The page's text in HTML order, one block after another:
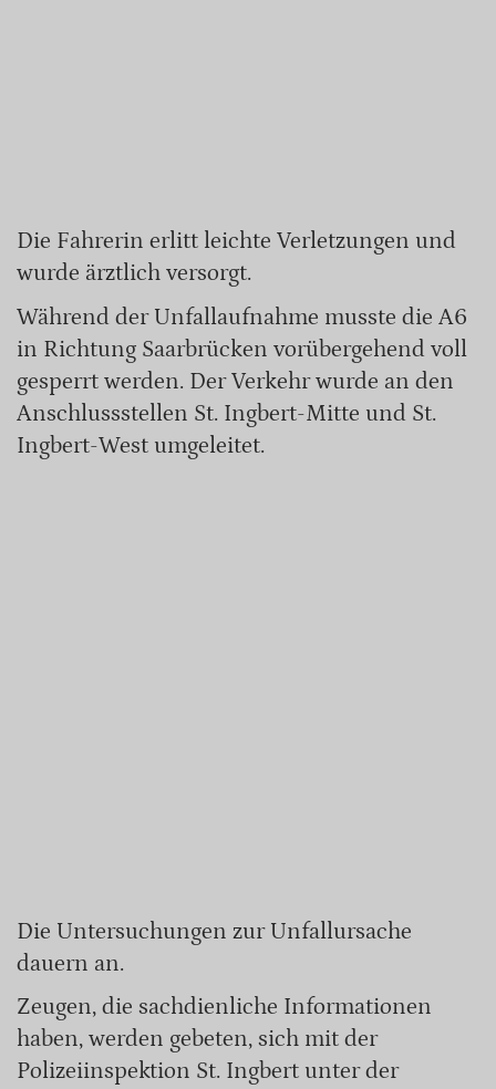
Die Fahrerin erlitt leichte Verletzungen und
wurde ärztlich versorgt.
Während der Unfallaufnahme musste die A6
in Richtung Saarbrücken vorübergehend voll
gesperrt werden. Der Verkehr wurde an den
Anschlussstellen St. Ingbert-Mitte und St.
Ingbert-West umgeleitet.
Die Untersuchungen zur Unfallursache
dauern an.
Zeugen, die sachdienliche Informationen
haben, werden gebeten, sich mit der
Polizeiinspektion St. Ingbert unter der